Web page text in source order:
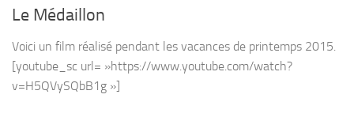
Le Médaillon
Voici un film réalisé pendant les vacances de printemps 2015.
[youtube_sc url= »https://www.youtube.com/watch?
v=H5QVySQbB1g »]